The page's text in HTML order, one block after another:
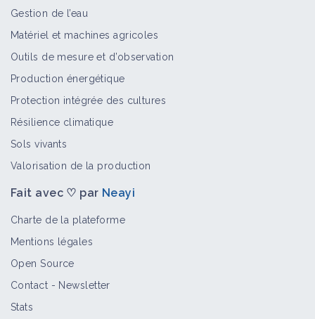
Bioagresseur
Noctuelle sur chanvre
Gestion de l’eau
Matériel et machines agricoles
Outils de mesure et d’observation
Production énergétique
Protection intégrée des cultures
Résilience climatique
Sols vivants
Valorisation de la production
Fait avec ♡ par Neayi
Charte de la plateforme
Mentions légales
Open Source
Contact - Newsletter
Stats